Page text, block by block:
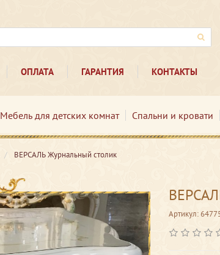
ОПЛАТА ГАРАНТИЯ КОНТАКТЫ
Мебель для детских комнат Спальни и кровати
ВЕРСАЛЬ Журнальный столик
Артикул: